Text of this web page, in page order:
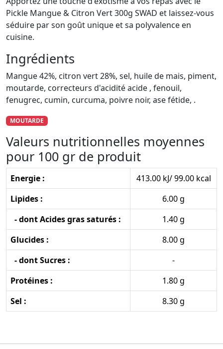
Pickle Mangue & Citron Vert 300g SWAD et laissez-vous
séduire par son goût unique et sa polyvalence en
cuisine.
Ingrédients
Mangue 42%, citron vert 28%, sel, huile de mais, piment,
moutarde, correcteurs d'acidité acide , fenouil,
fenugrec, cumin, curcuma, poivre noir, ase fétide, .
MOUTARDE
Valeurs nutritionnelles moyennes
pour 100 gr de produit
Energie :
413.00 kJ/ 99.00 kcal
Lipides :
6.00 g
- dont Acides gras saturés :
1.40 g
Glucides :
8.00 g
- dont Sucres :
-
Protéines :
1.80 g
Sel :
8.30 g